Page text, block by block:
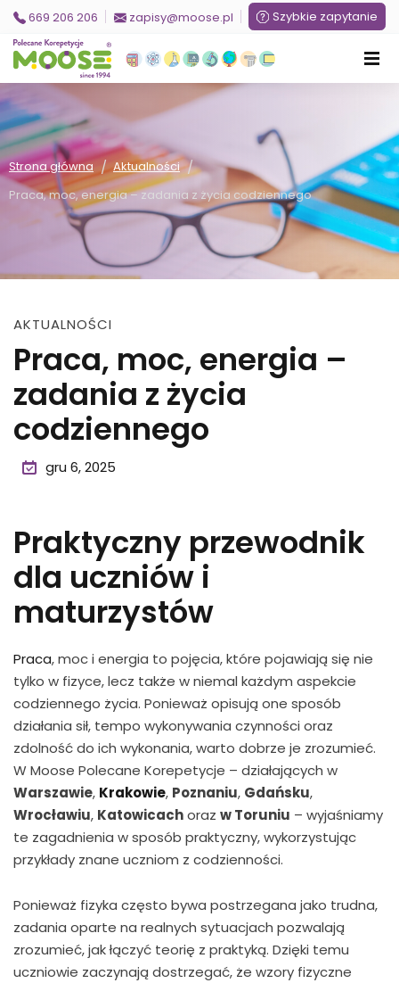
669 206 206 zapisy@moose.pl Szybkie zapytanie
Strona główna / Aktualności /
Praca, moc, energia – zadania z życia codziennego
AKTUALNOŚCI
Praca, moc, energia –
zadania z życia
codziennego
gru 6, 2025
Praktyczny przewodnik
dla uczniów i
maturzystów
Praca, moc i energia to pojęcia, które pojawiają się nie
tylko w fizyce, lecz także w niemal każdym aspekcie
codziennego życia. Ponieważ opisują one sposób
działania sił, tempo wykonywania czynności oraz
zdolność do ich wykonania, warto dobrze je zrozumieć.
W Moose Polecane Korepetycje – działających w
Warszawie, Krakowie, Poznaniu, Gdańsku,
Wrocławiu, Katowicachoraz w Toruniu – wyjaśniamy
te zagadnienia w sposób praktyczny, wykorzystując
przykłady znane uczniom z codzienności.
Ponieważ fizyka często bywa postrzegana jako trudna,
zadania oparte na realnych sytuacjach pozwalają
zrozumieć, jak łączyć teorię z praktyką. Dzięki temu
uczniowie zaczynają dostrzegać, że wzory fizyczne